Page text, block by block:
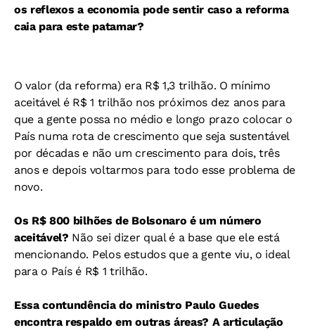
os reflexos a economia pode sentir caso a reforma
caia para este patamar?
O valor (da reforma) era R$ 1,3 trilhão. O mínimo
aceitável é R$ 1 trilhão nos próximos dez anos para
que a gente possa no médio e longo prazo colocar o
País numa rota de crescimento que seja sustentável
por décadas e não um crescimento para dois, três
anos e depois voltarmos para todo esse problema de
novo.
Os R$ 800 bilhões de Bolsonaro é um número
aceitável? Não sei dizer qual é a base que ele está
mencionando. Pelos estudos que a gente viu, o ideal
para o País é R$ 1 trilhão.
Essa contundência do ministro Paulo Guedes
encontra respaldo em outras áreas? A articulação